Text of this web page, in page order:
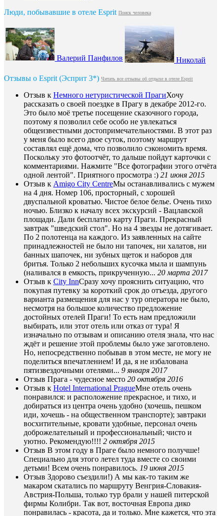
Люди, побывавшие в отеле Esprit Поиск человека
Валерий Панфилов Николай
Отзывы о Esprit (Эсприт 3*) Читать все отзывы об отдыхе в отеле Esprit
Отзыв к Немного нетуристической ПрагиХочу
рассказать о своей поездке в Прагу в декабре 2012-го.
Это было моё третье посещение сказочного города,
поэтому я позволил себе особо не увлекаться
общеизвестными достопримечательностями. В этот раз
у меня было всего двое суток, поэтому маршрут
составлял ещё дома, что позволило сэкономить время.
Поскольку это фотоотчёт, то дальше пойдут карточки с
комментариями. Нажмите "Все фотографии этого отчёта
одной лентой". Приятного просмотра :) 21 июня 2015
Отзыв к Amigo City CentreМы останавливались с мужем
на 4 дня. Номер 106, просторный, с хорошей
двуспальной кроватью. Чистое белое белье. Очень тихо
ночью. Близко к началу всех экскурсий - Вацлавской
площади. Дали бесплатно карту Праги. Прекрасный
завтрак "шведский стол". Но на 4 звезды не дотягивает.
По 2 полотенца на каждого. Из заявленных на сайте
принадлежностей не было ни тапочек, ни халатов, ни
банных шапочек, ни зубных щеток и наборов для
бритья. Только 2 небольших кусочка мыла и шампунь
(наливался в емкость, прикрученную... 20 марта 2017
Отзыв к City InnСразу хочу прояснить ситуацию, что
покупая путевку за короткий срок до отъезда, другого
варианта размещения для нас у тур оператора не было,
несмотря на большое количество предложение
достойных отелей Праги! То есть нам предложили
выбирать, или этот отель или отказ от тура! Я
изначально по отзывам и описанию отеля знала, что нас
ждёт и решение этой проблемы было уже заготовлено.
Но, непосредственно побывав в этом месте, не могу не
поделиться впечатлением! И да, я не избалована
пятизвездочными отелями... 9 января 2017
Отзыв Прага - чудесное место 20 октября 2016
Отзыв к Hotel International PragueМне отель очень
понравился: и расположение прекрасное, и тихо, и
добираться из центра очень удобно (хочешь, пешком
иди, хочешь - на общественном транспорте); завтраки
восхитительные, кровати удобные, персонал очень
доброжелательный и профессиональный; чисто и
уютно. Рекомендую!!!! 2 октября 2015
Отзыв В этом году в Праге было немного получше!
Специально для этого летел туда вместе со своими
детьми! Всем очень понравилось. 19 июня 2015
Отзыв Здорово съездили!) А мы как-то таким же
макаром скатались по маршруту Венгрия-Словакия-
Австрия-Польша, только тур брали у нашей питерской
фирмы Колибри. Так вот, восточная Европа дико
понравилась - красота, да и только. Мне кажется, что эта